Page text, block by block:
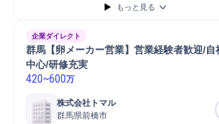
もっと見る
企業ダイレクト
群馬【卵メーカー営業】営業経験者歓迎/自
中心/研修充実
420~600万
株式会社トマル
群馬県前橋市